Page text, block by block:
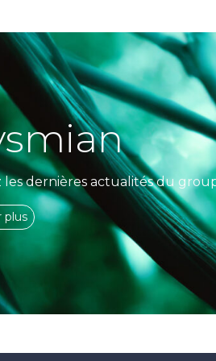
les dernières actualités du
plus